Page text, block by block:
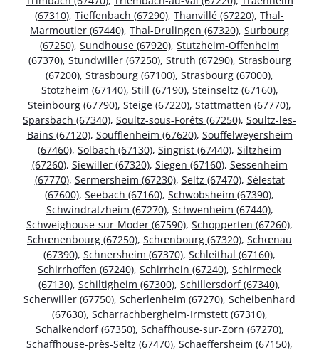
(67310), Tieffenbach (67290), Thanvillé (67220), Thal-
Marmoutier (67440), Thal-Drulingen (67320), Surbourg
(67250), Sundhouse (67920), Stutzheim-Offenheim
(67370), Stundwiller (67250), Struth (67290), Strasbourg
(67200), Strasbourg (67100), Strasbourg (67000),
Stotzheim (67140), Still (67190), Steinseltz (67160),
Steinbourg (67790), Steige (67220), Stattmatten (67770),
Sparsbach (67340), Soultz-sous-Forêts (67250), Soultz-les-
Bains (67120), Soufflenheim (67620), Souffelweyersheim
(67460), Solbach (67130), Singrist (67440), Siltzheim
(67260), Siewiller (67320), Siegen (67160), Sessenheim
(67770), Sermersheim (67230), Seltz (67470), Sélestat
(67600), Seebach (67160), Schwobsheim (67390),
Schwindratzheim (67270), Schwenheim (67440),
Schweighouse-sur-Moder (67590), Schopperten (67260),
Schœnenbourg (67250), Schœnbourg (67320), Schœnau
(67390), Schnersheim (67370), Schleithal (67160),
Schirrhoffen (67240), Schirrhein (67240), Schirmeck
(67130), Schiltigheim (67300), Schillersdorf (67340),
Scherwiller (67750), Scherlenheim (67270), Scheibenhard
(67630), Scharrachbergheim-Irmstett (67310),
Schalkendorf (67350), Schaffhouse-sur-Zorn (67270),
Schaffhouse-près-Seltz (67470), Schaeffersheim (67150),